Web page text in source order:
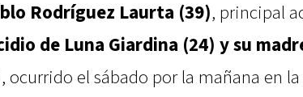
Rodríguez Laurta (39), principal
de Luna Giardina (24) y su
, ocurrido el sábado por la mañana en